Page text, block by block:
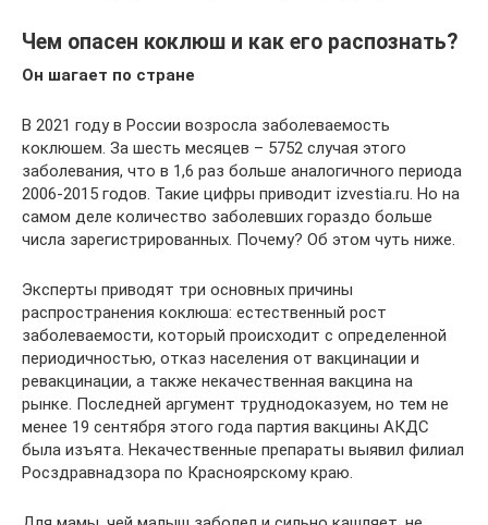
Чем опасен коклюш и как его распознать?
Он шагает по стране
В 2021 году в России возросла заболеваемость
коклюшем. За шесть месяцев – 5752 случая этого
заболевания, что в 1,6 раз больше аналогичного периода
2006-2015 годов. Такие цифры приводит izvestia.ru. Но на
самом деле количество заболевших гораздо больше
числа зарегистрированных. Почему? Об этом чуть ниже.
Эксперты приводят три основных причины
распространения коклюша: естественный рост
заболеваемости, который происходит с определенной
периодичностью, отказ населения от вакцинации и
ревакцинации, а также некачественная вакцина на
рынке. Последней аргумент труднодоказуем, но тем не
менее 19 сентября этого года партия вакцины АКДС
была изъята. Некачественные препараты выявил филиал
Росздравнадзора по Красноярскому краю.